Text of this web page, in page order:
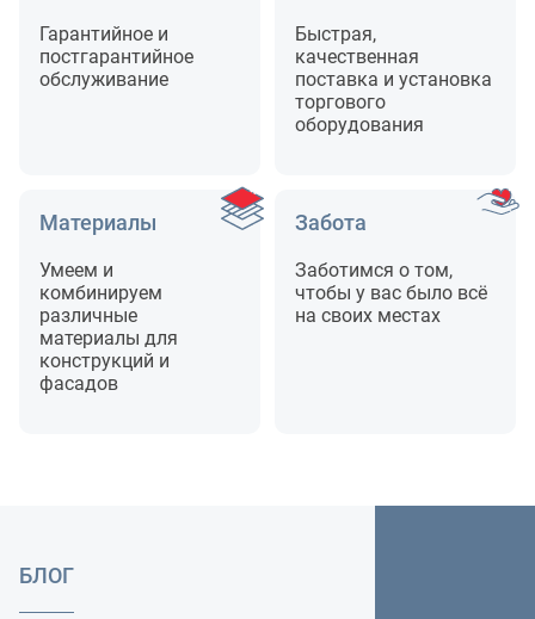
Гарантийное и
постгарантийное
обслуживание
Быстрая,
качественная
поставка и установка
торгового
оборудования
Материалы
Умеем и
комбинируем
различные
материалы для
конструкций и
фасадов
Забота
Заботимся о том,
чтобы у вас было всё
на своих местах
БЛОГ